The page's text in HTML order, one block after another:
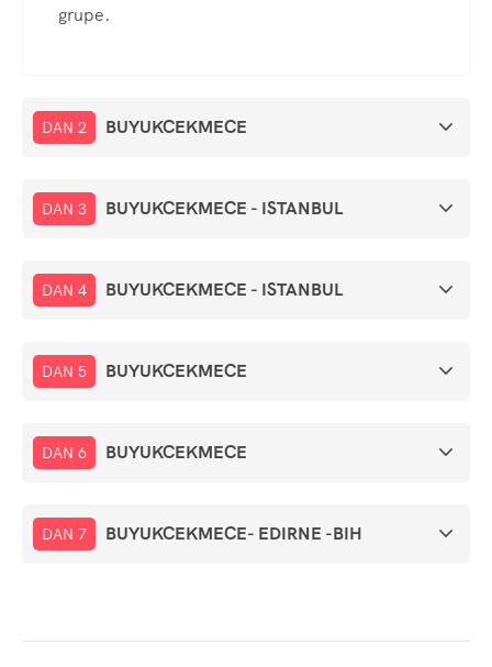
grupe.
DAN 2 BUYUKCEKMECE
DAN 3 BUYUKCEKMECE - ISTANBUL
DAN 4 BUYUKCEKMECE - ISTANBUL
DAN 5 BUYUKCEKMECE
DAN 6 BUYUKCEKMECE
DAN 7 BUYUKCEKMECE- EDIRNE -BIH